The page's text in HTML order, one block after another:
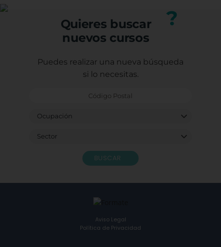
Quieres buscar
nuevos cursos
?
Puedes realizar una nueva búsqueda
si lo necesitas.
BUSCAR
Aviso Legal
Política de Privacidad